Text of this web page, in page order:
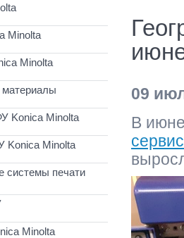
09
В
Minolta
Minolta
материалы
Konica Minolta
Minolta
системы печати
Minolta